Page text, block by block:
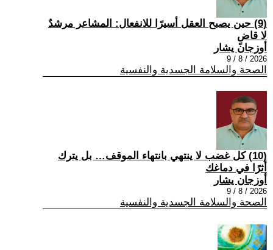
(9) حين يصبح العقل أسيرًا للانفعال: المشاعر مرشدٌ
لا قاضٍ
أوزجان يشار
2026 / 8 / 9
الصحة والسلامة الجسدية والنفسية
(10) كل غضب لا ينتهي بانتهاء الموقف… بل يترك
أثرًا في دماغك
أوزجان يشار
2026 / 8 / 9
الصحة والسلامة الجسدية والنفسية